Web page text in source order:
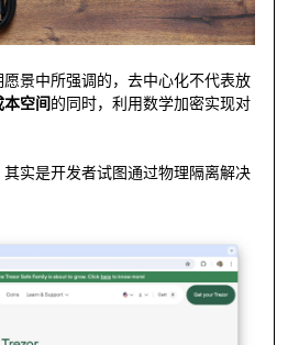
景中所强调的，去中心化不代表放
本空间的同时，利用数学加密实现对
实是开发者试图通过物理隔离解决